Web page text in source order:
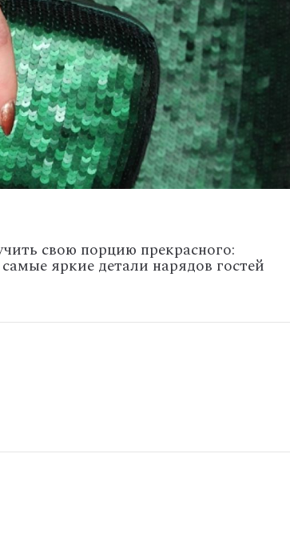
свою порцию прекрасного:
яркие детали нарядов гостей